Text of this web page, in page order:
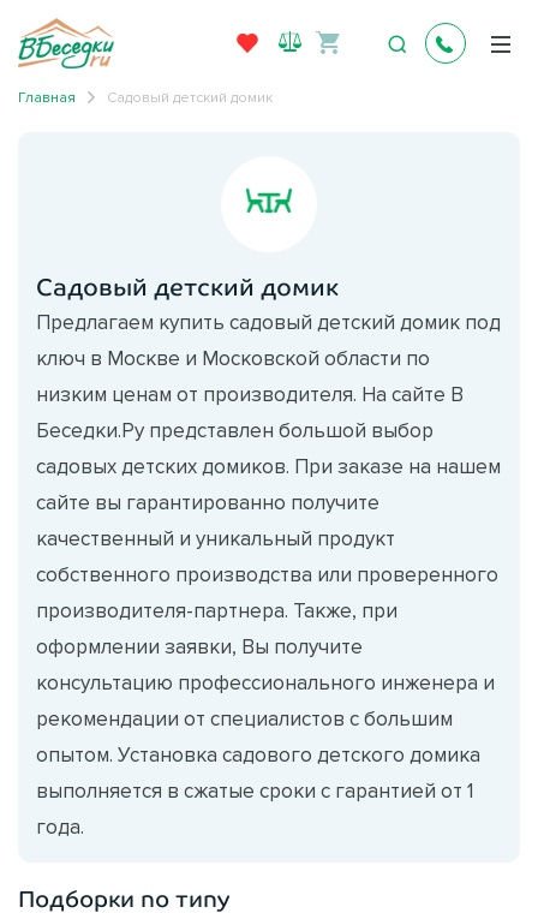
Главная Садовый детский домик
Садовый детский домик
Предлагаем купить садовый детский домик под
ключ в Москве и Московской области по
низким ценам от производителя. На сайте В
Беседки.Ру представлен большой выбор
садовых детских домиков. При заказе на нашем
сайте вы гарантированно получите
качественный и уникальный продукт
собственного производства или проверенного
производителя-партнера. Также, при
оформлении заявки, Вы получите
консультацию профессионального инженера и
рекомендации от специалистов с большим
опытом. Установка садового детского домика
выполняется в сжатые сроки с гарантией от 1
года.
Подборки по типу